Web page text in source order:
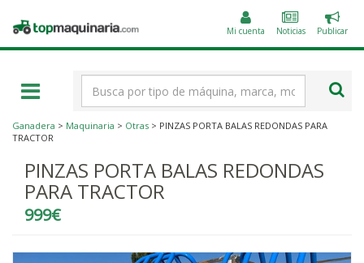
Topmaquinaria.com Mi cuenta Noticias
un
Publicar
Ganadera > Maquinaria > Otras > PINZAS PORTA BALAS REDONDAS PARA
TRACTOR
PINZAS PORTA BALAS REDONDAS
PARA TRACTOR
999€